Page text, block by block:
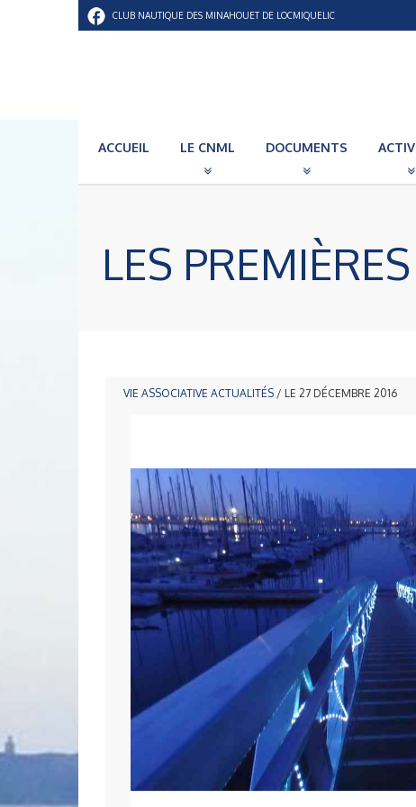
CLUB NAUTIQUE DES MINAHOUET DE LOCMIQUELIC
ACCUEIL LE CNML DOCUMENTS
LES
VIE ASSOCIATIVE ACTUALITÉS / LE 27 DÉCEMBRE 2016